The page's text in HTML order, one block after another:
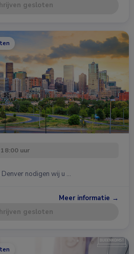
gesloten
uur
nodigen wij u …
Meer informatie →
gesloten